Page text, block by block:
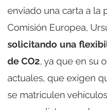
enviado una carta a la
Comisión Europea,
solicitando una
de CO2, ya que en su
actuales, que exigen
se matriculen